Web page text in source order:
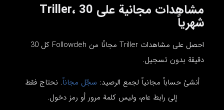
مشاهدات مجانية على Triller، 30
شهرياً
احصل على مشاهدات Triller مجانًا من Followdeh كل 30
دقيقة بدون تسجيل.
أنشئ حساباً مجانياً لجمع الرصيد: سجّل مجاناً. نحتاج فقط
إلى رابط عام، وليس كلمة مرور أو رمز دخول.